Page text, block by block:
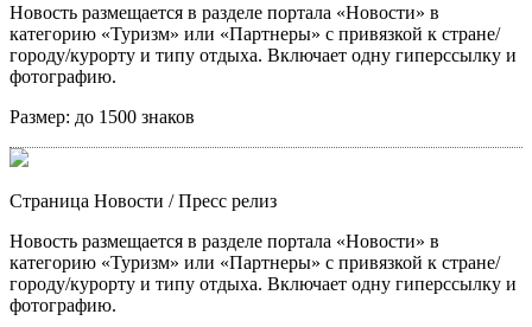
Новость размещается в разделе портала «Новости» в
категорию «Туризм» или «Партнеры» с привязкой к стране/
городу/курорту и типу отдыха. Включает одну гиперссылку и
фотографию.
Размер: до 1500 знаков
Страница Новости / Пресс релиз
Новость размещается в разделе портала «Новости» в
категорию «Туризм» или «Партнеры» с привязкой к стране/
городу/курорту и типу отдыха. Включает одну гиперссылку и
фотографию.